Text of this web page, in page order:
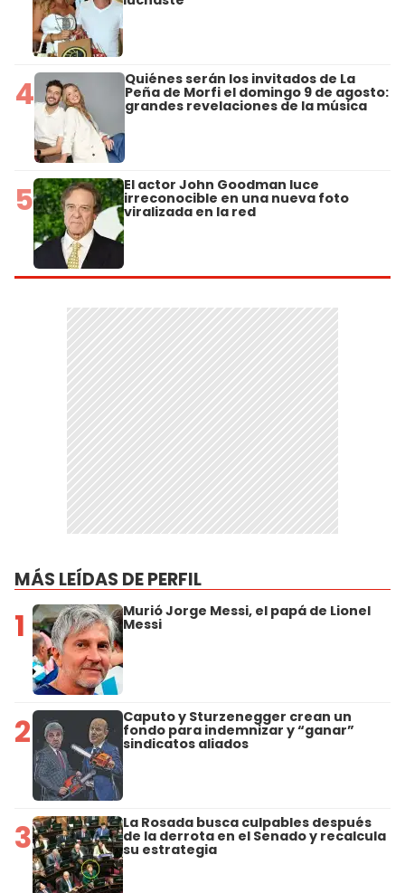
4 Quiénes serán los invitados de La
Peña de Morfi el domingo 9 de agosto:
grandes revelaciones de la música
5 El actor John Goodman luce
irreconocible en una nueva foto
viralizada en la red
MÁS LEÍDAS DE PERFIL
1 Murió Jorge Messi, el papá de Lionel
Messi
2 Caputo y Sturzenegger crean un
fondo para indemnizar y “ganar”
sindicatos aliados
3 La Rosada busca culpables después
de la derrota en el Senado y recalcula
su estrategia